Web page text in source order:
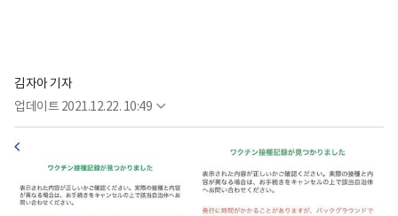
김자아 기자
업데이트 2021.12.22. 10:49